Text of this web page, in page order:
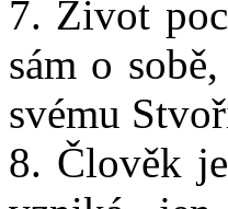
7. Život
sám o
svému
8. Člověk